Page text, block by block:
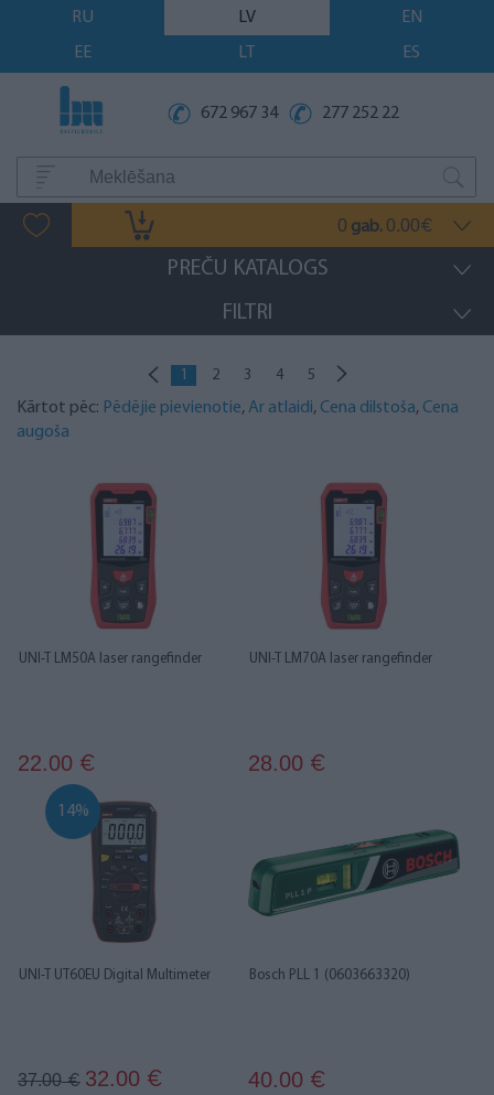
RU LV
EN
EE
LT ES
672 967 34 277 252 22
0 gab. 0.00€
PREČU KATALOGS
FILTRI
1 2 3 4 5
Kārtot pēc: Pēdējie pievienotie,Ar atlaidi, Cena dilstoša, Cena
augoša
UNI-T LM50A laser rangefinder
22.00 €
UNI-T LM70A laser rangefinder
28.00 €
UNI-T UT60EU Digital Multimeter
14%
37.00€ 32.00 €
Bosch PLL 1 (0603663320)
40.00 €